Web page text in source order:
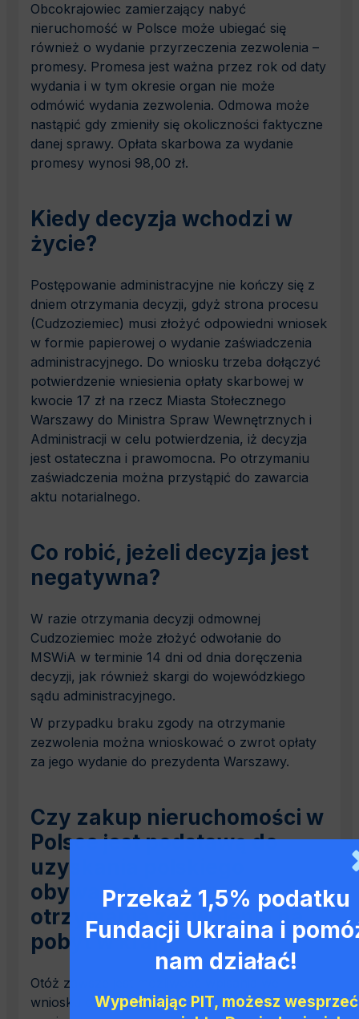
Obcokrajowiec zamierzający nabyć
nieruchomość w Polsce może ubiegać się
również o wydanie przyrzeczenia zezwolenia –
promesy. Promesa jest ważna przez rok od daty
wydania i w tym okresie organ nie może
odmówić wydania zezwolenia. Odmowa może
nastąpić gdy zmieniły się okoliczności faktyczne
danej sprawy. Opłata skarbowa za wydanie
promesy wynosi 98,00 zł.
Kiedy decyzja wchodzi w
życie?
Postępowanie administracyjne nie kończy się z
dniem otrzymania decyzji, gdyż strona procesu
(Cudzoziemiec) musi złożyć odpowiedni wniosek
w formie papierowej o wydanie zaświadczenia
administracyjnego. Do wniosku trzeba dołączyć
potwierdzenie wniesienia opłaty skarbowej w
kwocie 17 zł na rzecz Miasta Stołecznego
Warszawy do Ministra Spraw Wewnętrznych i
Administracji w celu potwierdzenia, iż decyzja
jest ostateczna i prawomocna. Po otrzymaniu
zaświadczenia można przystąpić do zawarcia
aktu notarialnego.
Co robić, jeżeli decyzja jest
negatywna?
W razie otrzymania decyzji odmownej
Cudzoziemiec może złożyć odwołanie do
MSWiA w terminie 14 dni od dnia doręczenia
decyzji, jak również skargi do wojewódzkiego
sądu administracyjnego.
W przypadku braku zgody na otrzymanie
zezwolenia można wnioskować o zwrot opłaty
za jego wydanie do prezydenta Warszawy.
Czy zakup nieruchomości w
Polsce jest podstawą do
uzyskania polskiego
obywatelstwa, czy
otrzymania zezwolenia na
pobyt w kraju?
Otóż zawsze jest możliwość wpisania we
wniosku o udzielenie zezwolenia na
Przekaż 1,5% podatku
Fundacji Ukraina i
nam działać!
Wypełniając PIT, możesz wesprzeć